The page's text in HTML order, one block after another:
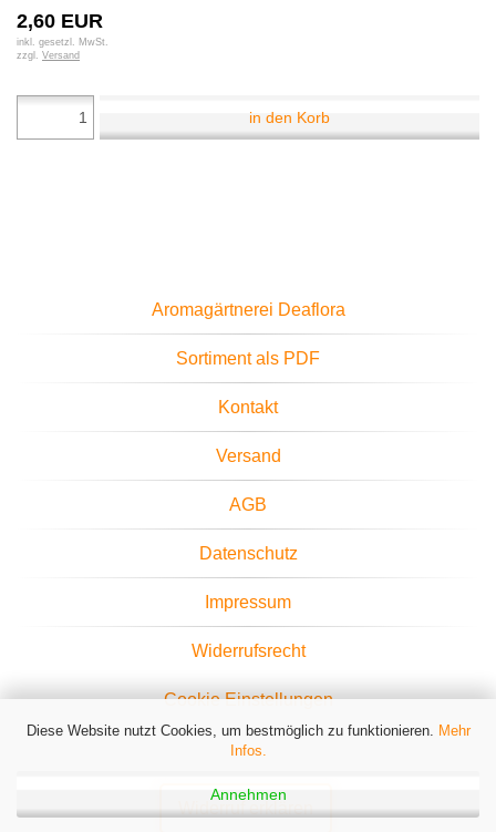
Diese Website nutzt Cookies, um bestmöglich zu funktionieren. Mehr
Infos.
Annehmen
2,60 EUR
inkl. gesetzl. MwSt.
zzgl. Versand
in den Korb
Aromagärtnerei Deaflora
Sortiment als PDF
Kontakt
Versand
AGB
Datenschutz
Impressum
Widerrufsrecht
Cookie Einstellungen
Widerruf erklären